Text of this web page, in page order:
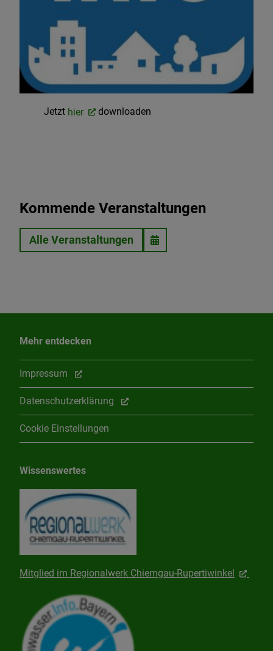
Jetzt hier downloaden
Kommende Veranstaltungen
Alle Veranstaltungen
Mehr entdecken
Impressum
Datenschutzerklärung
Cookie Einstellungen
Wissenswertes
Mitglied im Regionalwerk Chiemgau-Rupertiwinkel